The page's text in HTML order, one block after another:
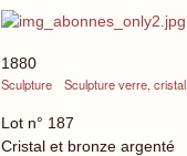
1880
Sculpture
Sculpture verre, cristal
Lot n° 187
Cristal et bronze argenté